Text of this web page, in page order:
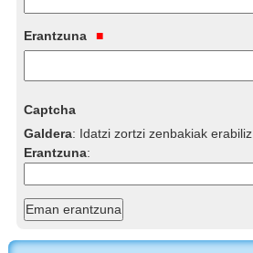
Erantzuna
Captcha
Galdera: Idatzi zortzi zenbakiak erabiliz
Erantzuna: